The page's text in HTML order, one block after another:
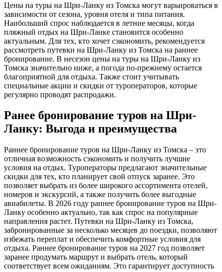
Цены на туры на Шри-Ланку из Томска могут варьироваться в
зависимости от сезона, уровня отеля и типа питания.
Наибольший спрос наблюдается в летние месяцы, когда
пляжный отдых на Шри-Ланке становится особенно
актуальным. Для тех, кто хочет сэкономить, рекомендуется
рассмотреть путевки на Шри-Ланку из Томска на раннее
бронирование. В несезон цены на туры на Шри-Ланку из
Томска значительно ниже, а погода по-прежнему остается
благоприятной для отдыха. Также стоит учитывать
специальные акции и скидки от туроператоров, которые
регулярно проводят распродажи.
Ранее бронирование туров на Шри-
Ланку: Выгода и преимущества
Раннее бронирование туров на Шри-Ланку из Томска – это
отличная возможность сэкономить и получить лучшие
условия на отдых. Туроператоры предлагают значительные
скидки для тех, кто планирует свой отпуск заранее. Это
позволяет выбрать из более широкого ассортимента отелей,
номеров и экскурсий, а также получить более выгодные
авиабилеты. В 2026 году раннее бронирование туров на Шри-
Ланку особенно актуально, так как спрос на популярные
направления растет. Путевки на Шри-Ланку из Томска,
забронированные за несколько месяцев до поездки, позволяют
избежать переплат и обеспечить комфортные условия для
отдыха. Раннее бронирование туров на 2027 год позволяет
заранее продумать маршрут и выбрать отель, который
соответствует всем ожиданиям. Это гарантирует доступность